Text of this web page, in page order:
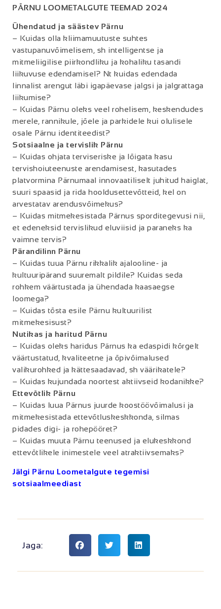
PÄRNU LOOMETALGUTE TEEMAD 2024
Ühendatud ja säästev Pärnu
– Kuidas olla kliimamuutuste suhtes
vastupanuvõimelisem, sh intelligentse ja
mitmeliigilise piirkondliku ja kohaliku tasandi
liikuvuse edendamisel? Nt kuidas edendada
linnalist arengut läbi igapäevase jalgsi ja jalgrattaga
liikumise?
– Kuidas Pärnu oleks veel rohelisem, keskendudes
merele, rannikule, jõele ja parkidele kui olulisele
osale Pärnu identiteedist?
Sotsiaalne ja tervislik Pärnu
– Kuidas ohjata terviseriske ja lõigata kasu
tervishoiuteenuste arendamisest, kasutades
platvormina Pärnumaal innovaatiliselt juhitud haiglat,
suuri spaasid ja rida hooldusettevõtteid, kel on
arvestatav arendusvõimekus?
– Kuidas mitmekesistada Pärnus sporditegevusi nii,
et edeneksid tervislikud eluviisid ja paraneks ka
vaimne tervis?
Pärandilinn Pärnu
– Kuidas tuua Pärnu rikkalik ajalooline- ja
kultuuripärand suuremalt pildile? Kuidas seda
rohkem väärtustada ja ühendada kaasaegse
loomega?
– Kuidas tõsta esile Pärnu kultuurilist
mitmekesisust?
Nutikas ja haritud Pärnu
– Kuidas oleks haridus Pärnus ka edaspidi kõrgelt
väärtustatud, kvaliteetne ja õpivõimalused
valikurohked ja kättesaadavad, sh väärikatele?
– Kuidas kujundada noortest aktiivseid kodanikke?
Ettevõtlik Pärnu
– Kuidas luua Pärnus juurde koostöövõimalusi ja
mitmekesistada ettevõtluskeskkonda, silmas
pidades digi- ja rohepööret?
– Kuidas muuta Pärnu teenused ja elukeskkond
ettevõtlikele inimestele veel atraktiivsemaks?
Jälgi Pärnu Loometalgute tegemisi
sotsiaalmeediast
Jaga: